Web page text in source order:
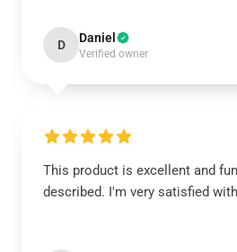
D Daniel
Verified owner
This product is excellent and
described. I'm very satisfied